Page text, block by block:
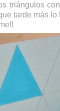
triángulos
tarde más lo